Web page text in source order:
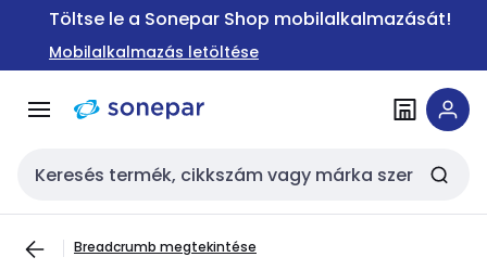
Ugrás a
Ugrás a
tartalomra
Töltse le a Sonepar Shop mobilalkalmazását!
Mobilalkalmazás letöltése
Keresési bemenet
Breadcrumb megtekintése